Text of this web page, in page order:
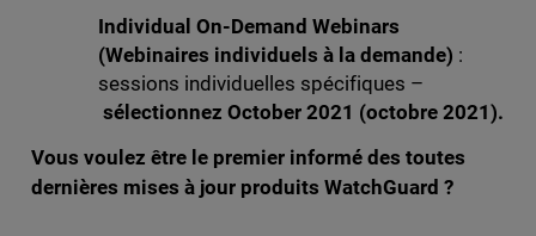
Individual On-Demand Webinars
(Webinaires individuels à la demande) :
sessions individuelles spécifiques –
sélectionnez October 2021 (octobre 2021).
Vous voulez être le premier informé des toutes
dernières mises à jour produits WatchGuard ?